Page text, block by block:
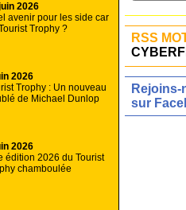
2026
avenir pour les side car
Trophy ?
2026
Trophy : Un nouveau
de Michael Dunlop
2026
édition 2026 du Tourist
chamboulée
RSS
Rejoins-
sur